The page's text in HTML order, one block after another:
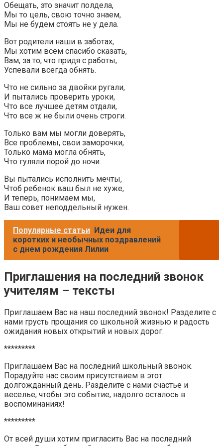
Обещать, это значит полдела,
Мы то цель, свою точно знаем,
Мы не будем стоять не у дела.
Вот родители наши в заботах,
Мы хотим всем спасибо сказать,
Вам, за то, что придя с работы,
Успевали всегда обнять.
Что не сильно за двойки ругали,
И пытались проверить уроки,
Что все лучшее детям отдали,
Что все ж не были очень строги.
Только вам мы могли доверять,
Все проблемы, свои заморочки,
Только мама могла обнять,
Что гуляли порой до ночи.
Вы пытались исполнить мечты,
Чтоб ребенок ваш был не хуже,
И теперь, понимаем мы,
Ваш совет неподдельный нужен.
Популярные статьи Идеи для
коротких и необычных поздравлений
с днем рождения Лилии
Приглашения на последний звонок
учителям – тексты
Приглашаем Вас на наш последний звонок! Разделите с
нами грусть прощания со школьной жизнью и радость
ожидания новых открытий и новых дорог.
*********
Приглашаем Вас на последний школьный звонок.
Порадуйте нас своим присутствием в этот
долгожданный день. Разделите с нами счастье и
веселье, чтобы это событие, надолго осталось в
воспоминаниях!
*********
От всей души хотим пригласить Вас на последний